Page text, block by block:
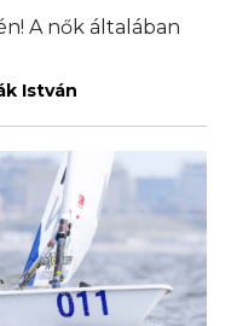
A nők általában
István